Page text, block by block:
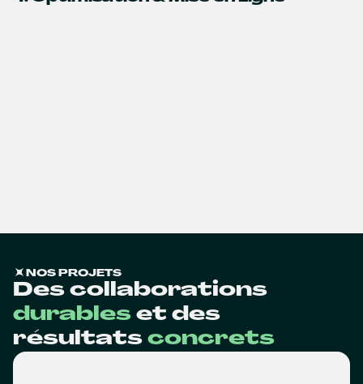
NOS PROJETS
Des collaborations
durables et des
résultats concrets